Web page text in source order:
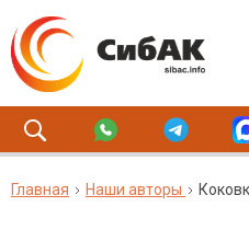
Главная Наши авторы